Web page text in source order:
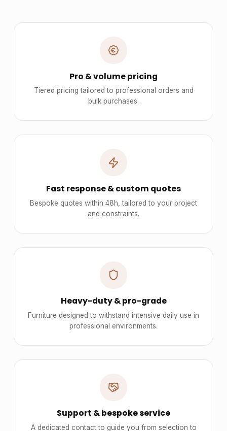
Pro & volume pricing
Tiered pricing tailored to professional orders and
bulk purchases.
Fast response & custom quotes
Bespoke quotes within 48h, tailored to your project
and constraints.
Heavy-duty & pro-grade
Furniture designed to withstand intensive daily use in
professional environments.
Support & bespoke service
A dedicated contact to guide you from selection to